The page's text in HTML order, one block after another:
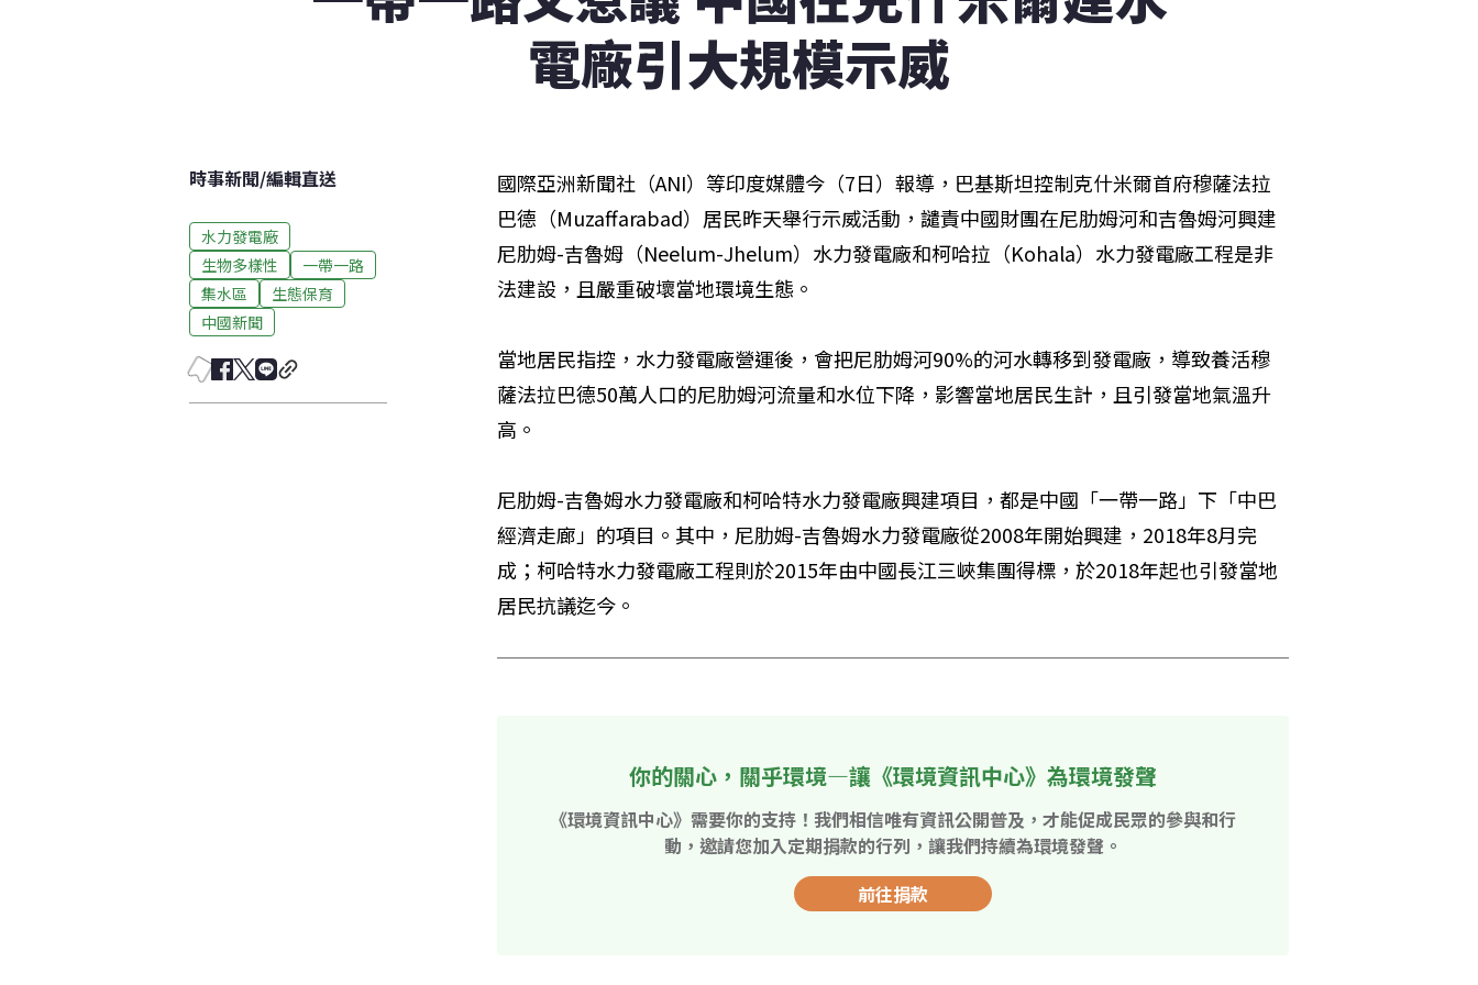
電廠引大規模示威
時事新聞/編輯直送
水力發電廠
生物多樣性
一帶一路
集水區
生態保育
中國新聞
國際亞洲新聞社（ANI）等印度媒體今（7日）報導，巴基斯坦控制克什米爾首府穆薩法拉
巴德（Muzaffarabad）居民昨天舉行示威活動，譴責中國財團在尼肋姆河和吉魯姆河興建
尼肋姆-吉魯姆（Neelum-Jhelum）水力發電廠和柯哈拉（Kohala）水力發電廠工程是非
法建設，且嚴重破壞當地環境生態。
當地居民指控，水力發電廠營運後，會把尼肋姆河90%的河水轉移到發電廠，導致養活穆
薩法拉巴德50萬人口的尼肋姆河流量和水位下降，影響當地居民生計，且引發當地氣溫升
高。
尼肋姆-吉魯姆水力發電廠和柯哈特水力發電廠興建項目，都是中國「一帶一路」下「中巴
經濟走廊」的項目。其中，尼肋姆-吉魯姆水力發電廠從2008年開始興建，2018年8月完
成；柯哈特水力發電廠工程則於2015年由中國長江三峽集團得標，於2018年起也引發當地
居民抗議迄今。
你的關心，關乎環境—讓《環境資訊中心》為環境發聲
《環境資訊中心》需要你的支持！我們相信唯有資訊公開普及，才能促成民眾的參與和行
動，邀請您加入定期捐款的行列，讓我們持續為環境發聲。
前往捐款